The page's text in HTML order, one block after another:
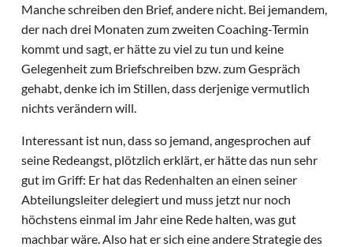
Manche schreiben den Brief, andere nicht. Bei jemandem,
der nach drei Monaten zum zweiten Coaching-Termin
kommt und sagt, er hätte zu viel zu tun und keine
Gelegenheit zum Briefschreiben bzw. zum Gespräch
gehabt, denke ich im Stillen, dass derjenige vermutlich
nichts verändern will.
Interessant ist nun, dass so jemand, angesprochen auf
seine Redeangst, plötzlich erklärt, er hätte das nun sehr
gut im Griff: Er hat das Redenhalten an einen seiner
Abteilungsleiter delegiert und muss jetzt nur noch
höchstens einmal im Jahr eine Rede halten, was gut
machbar wäre. Also hat er sich eine andere Strategie des